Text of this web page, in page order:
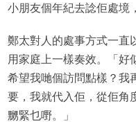
小朋友個年紀去諗佢處境
鄭太對人的處事方式一直
用家庭上一樣奏效。「好
希望我哋個訪問點樣？我
要，我就代入佢，從佢角
嬲緊乜嘢。」